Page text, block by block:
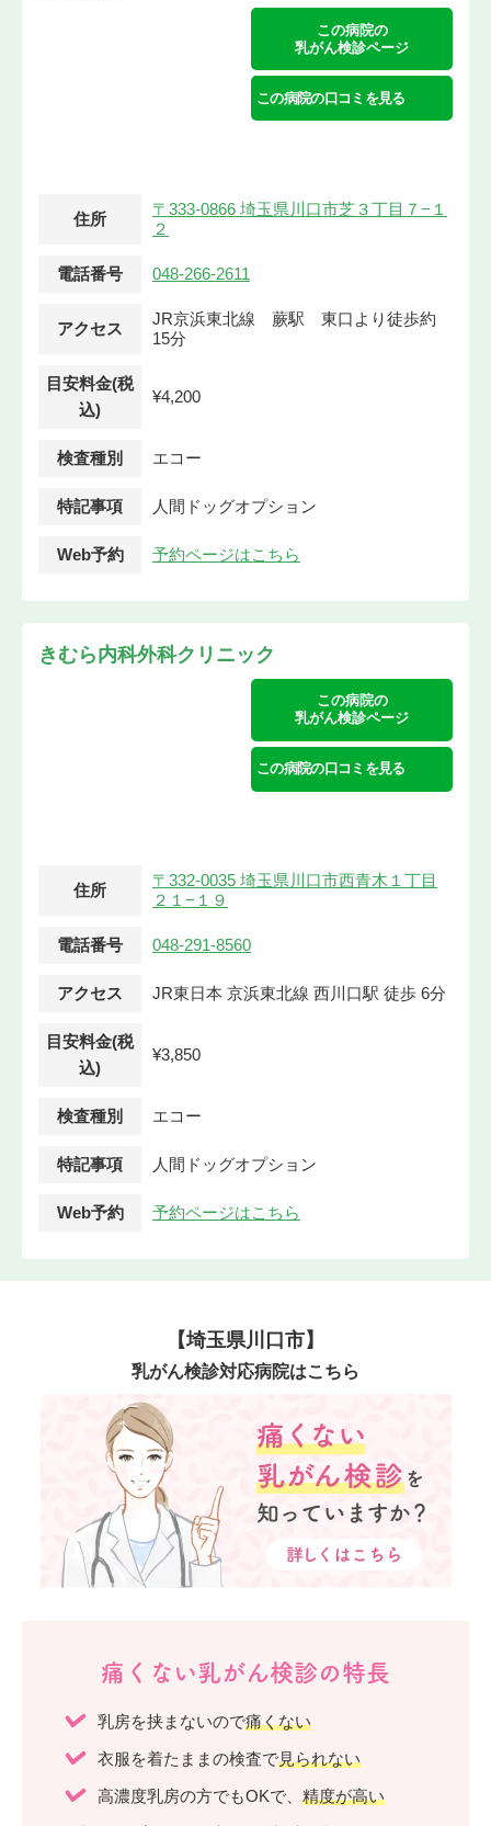
この病院の
乳がん検診ページ
この病院の口コミを見る
住所
〒333-0866 埼玉県川口市芝３丁目７−１
２
電話番号 048-266-2611
アクセス
JR京浜東北線 蕨駅 東口より徒歩約
15分
目安料金(税
込)
¥4,200
検査種別 エコー
特記事項 人間ドッグオプション
Web予約 予約ページはこちら
きむら内科外科クリニック
この病院の
乳がん検診ページ
この病院の口コミを見る
住所
〒332-0035 埼玉県川口市西青木１丁目
２１−１９
電話番号 048-291-8560
アクセス JR東日本 京浜東北線 西川口駅 徒歩 6分
目安料金(税
込)
¥3,850
検査種別 エコー
特記事項 人間ドッグオプション
Web予約 予約ページはこちら
【埼玉県川口市】
乳がん検診対応病院はこちら
痛くない乳がん検診の特長
乳房を挟まないので痛くない
衣服を着たままの検査で見られない
高濃度乳房の方でもOKで、 精度が高い